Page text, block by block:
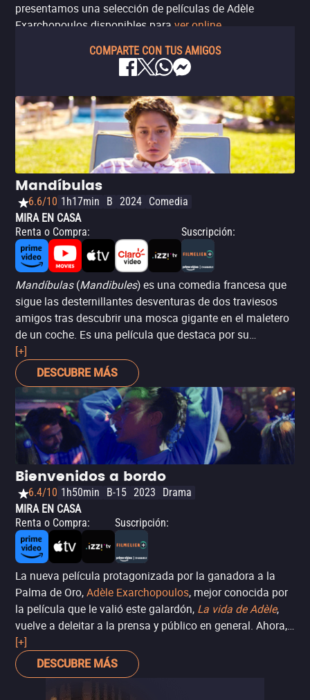
presentamos una selección de películas de Adèle
Exarchopoulos disponibles para ver online
COMPARTE CON TUS AMIGOS
Mandíbulas
6.6/10 1h17min B 2024 Comedia
MIRA EN CASA
Renta o Compra: Suscripción:
Mandíbulas(Mandibules) es una comedia francesa que
sigue las desternillantes desventuras de dos traviesos
amigos tras descubrir una mosca gigante en el maletero
de un coche. Es una película que destaca por su
originalidad y humor absurdo, llevando al público a un
viaje de risas incontrolables y situaciones estrambóticas.
David Marsais ganó el premio al Mejor Actor en el
Festival Internacional de Cine de Cataluña - Sitges 2020
por su excelente interpretación en este proyecto único y
divertido, que también cuenta con una extravagante
actuación de Adèle Exarchopoulos.
[+]
DESCUBRE MÁS
Bienvenidos a bordo
6.4/10 1h50min B-15 2023
Drama
MIRA EN CASA
Renta o Compra: Suscripción:
La nueva película protagonizada por la ganadora a la
Palma de Oro,Adèle Exarchopoulos, mejor conocida por
la película que le valió este galardón, La vida de Adèle,
vuelve a deleitar a la prensa y público en general. Ahora,
se convierte en una azafata libre que vive aventuras en
sus viajes, y que comparte en redes sociales.
a bordoes una mirada honesta y entretenida sobre los
[+]
DESCUBRE MÁS